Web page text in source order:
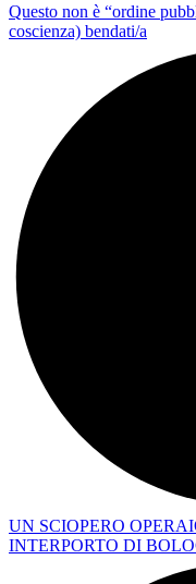
Questo non è “ordine
coscienza) bendati/a
UN SCIOPERO
INTERPORTO DI